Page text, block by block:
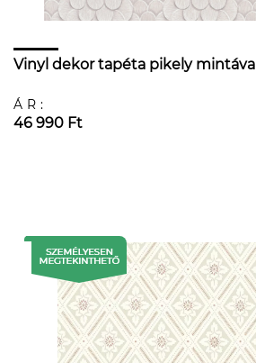
Vinyl dekor tapéta pikely mintával
ÁR:
46 990 Ft